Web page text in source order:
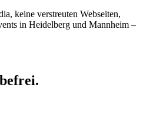
keine verstreuten Webseiten,
in Heidelberg und Mannheim –